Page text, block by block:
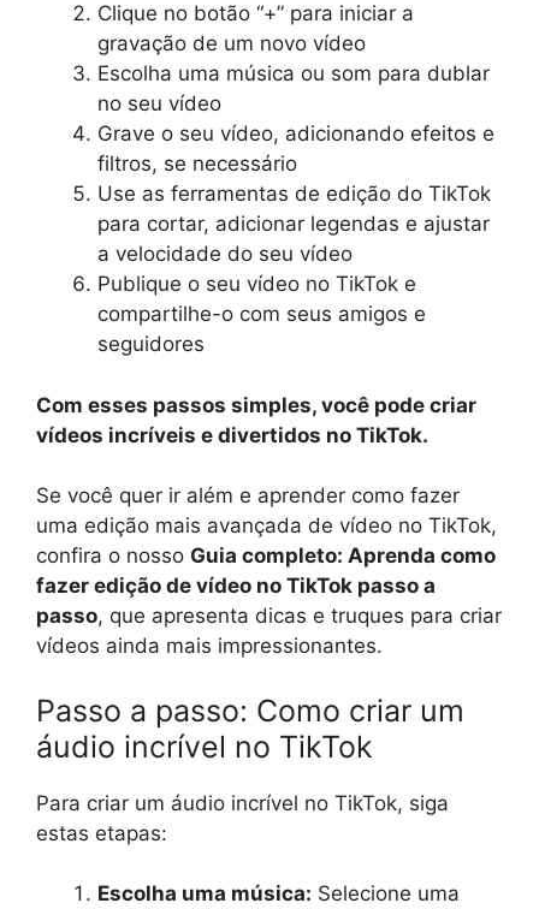
Clique no botão “+” para iniciar a
gravação de um novo vídeo
Escolha uma música ou som para dublar
no seu vídeo
Grave o seu vídeo, adicionando efeitos e
filtros, se necessário
Use as ferramentas de edição do TikTok
para cortar, adicionar legendas e ajustar
a velocidade do seu vídeo
Publique o seu vídeo no TikTok e
compartilhe-o com seus amigos e
seguidores
Com esses passos simples, você pode criar
vídeos incríveis e divertidos no TikTok.
Se você quer ir além e aprender como fazer
uma edição mais avançada de vídeo no TikTok,
confira o nosso Guia completo: Aprenda como
fazer edição de vídeo no TikTok passo a
passo, que apresenta dicas e truques para criar
vídeos ainda mais impressionantes.
Passo a passo: Como criar um
áudio incrível no TikTok
Para criar um áudio incrível no TikTok, siga
estas etapas:
Escolha uma música: Selecione uma